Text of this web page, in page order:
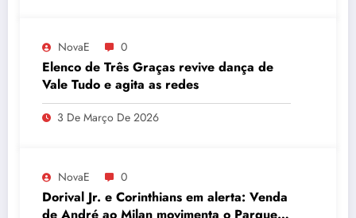
NovaE 0
Elenco de Três Graças revive dança de
Vale Tudo e agita as redes
3 De Março De 2026
NovaE 0
Dorival Jr. e Corinthians em alerta: Venda